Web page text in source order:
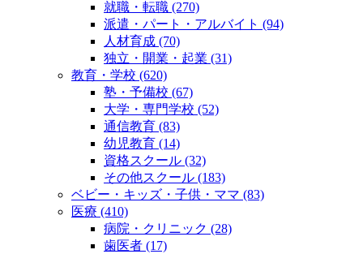
就職・転職 (270)
派遣・パート・アルバイト (94)
人材育成 (70)
独立・開業・起業 (31)
教育・学校 (620)
塾・予備校 (67)
大学・専門学校 (52)
通信教育 (83)
幼児教育 (14)
資格スクール (32)
その他スクール (183)
ベビー・キッズ・子供・ママ (83)
医療 (410)
病院・クリニック (28)
歯医者 (17)